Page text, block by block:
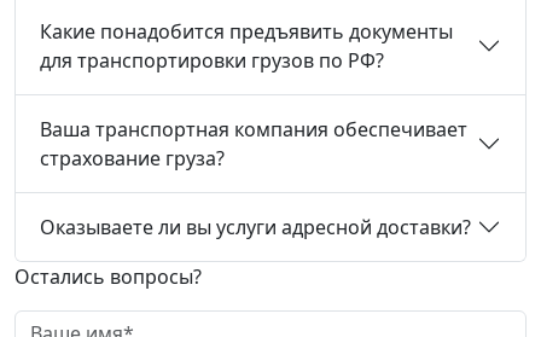
Какие понадобится предъявить документы
для транспортировки грузов по РФ?
Ваша транспортная компания обеспечивает
страхование груза?
Оказываете ли вы услуги адресной доставки?
Остались вопросы?